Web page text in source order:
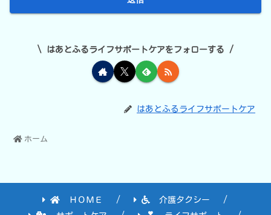
はあとふるライフサポートケアをフォローする
はあとふるライフサポートケア
ホーム
ＨＯＭＥ
介護タクシー